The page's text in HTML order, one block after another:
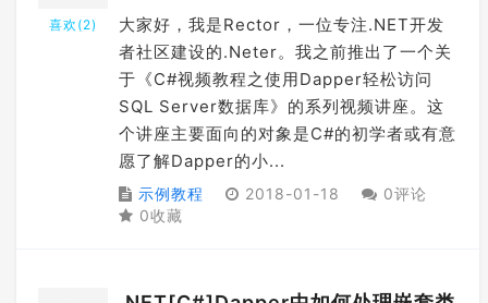
喜欢(2)
大家好，我是Rector，一位专注.NET开发
者社区建设的.Neter。我之前推出了一个关
于《C#视频教程之使用Dapper轻松访问
SQL Server数据库》的系列视频讲座。这
个讲座主要面向的对象是C#的初学者或有意
愿了解Dapper的小...
示例教程 2018-01-18
0评论
0收藏